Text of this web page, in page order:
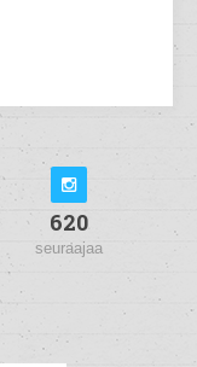
620
seuraajaa